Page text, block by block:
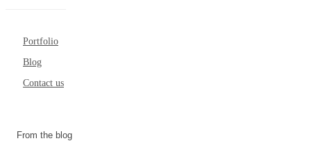
Portfolio
Blog
Contact us
From the blog